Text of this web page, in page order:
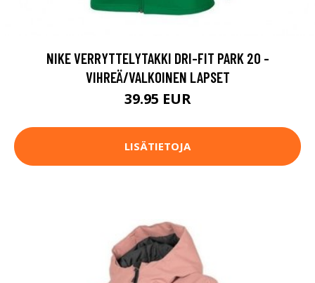
NIKE VERRYTTELYTAKKI DRI-FIT PARK 20 -
VIHREÄ/VALKOINEN LAPSET
39.95 EUR
LISÄTIETOJA